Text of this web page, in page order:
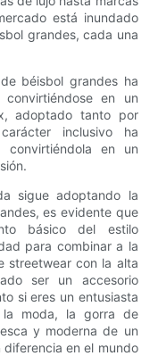
está inundado
grandes, cada una
béisbol grandes ha
en un
adoptado tanto por
inclusivo ha
en un
sigue adoptando la
es evidente que
básico del estilo
para combinar a la
streetwear con la alta
ser un accesorio
si eres un entusiasta
moda, la gorra de
y moderna de un
en el mundo